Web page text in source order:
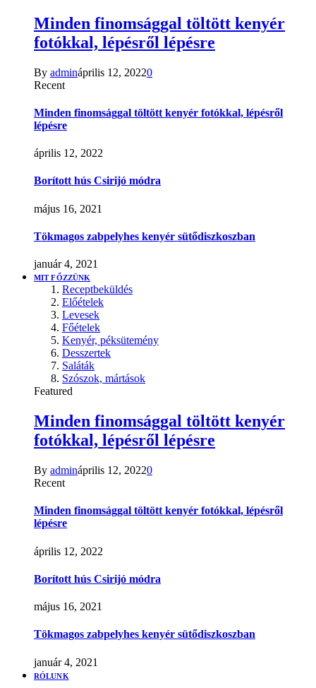
Minden finomsággal töltött kenyér
fotókkal, lépésről lépésre
By admináprilis 12, 20220
Recent
Minden finomsággal töltött kenyér fotókkal, lépésről
lépésre
április 12, 2022
Borított hús Csirijó módra
május 16, 2021
Tökmagos zabpelyhes kenyér sütődiszkoszban
január 4, 2021
MIT FŐZZÜNK
Receptbeküldés
Előételek
Levesek
Főételek
Kenyér, péksütemény
Desszertek
Saláták
Szószok, mártások
Featured
Minden finomsággal töltött kenyér
fotókkal, lépésről lépésre
By admináprilis 12, 20220
Recent
Minden finomsággal töltött kenyér fotókkal, lépésről
lépésre
április 12, 2022
Borított hús Csirijó módra
május 16, 2021
Tökmagos zabpelyhes kenyér sütődiszkoszban
január 4, 2021
RÓLUNK